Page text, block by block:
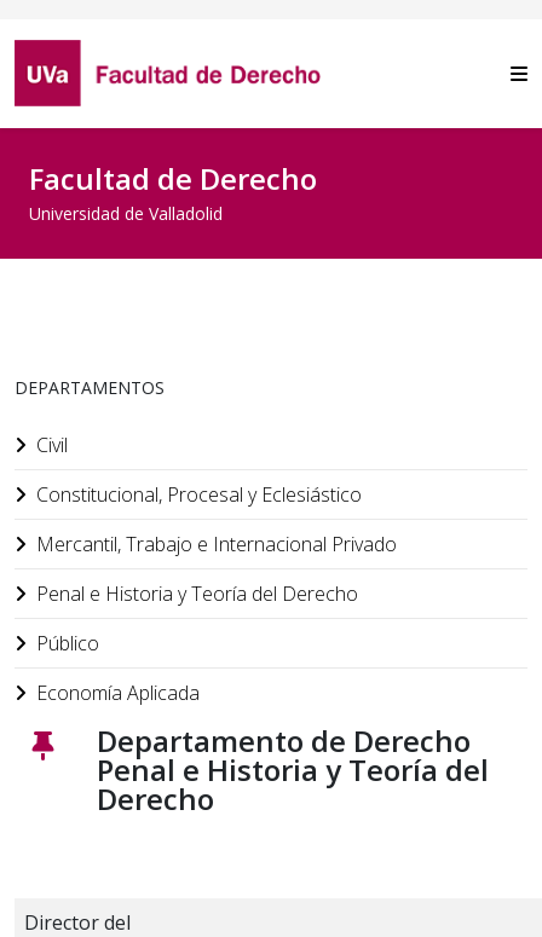
Facultad de Derecho
Universidad de Valladolid
DEPARTAMENTOS
Civil
Constitucional, Procesal y Eclesiástico
Mercantil, Trabajo e Internacional Privado
Penal e Historia y Teoría del Derecho
Público
Economía Aplicada
Departamento de Derecho
Penal e Historia y Teoría del
Derecho
Director del